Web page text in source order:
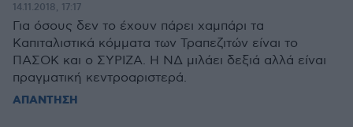
14.11.2018, 17:17
Για όσους δεν το έχουν πάρει χαμπάρι τα
Καπιταλιστικά κόμματα των Τραπεζιτών είναι το
ΠΑΣΟΚ και ο ΣΥΡΙΖΑ. Η ΝΔ μιλάει δεξιά αλλά είναι
πραγματική κεντροαριστερά.
ΑΠΑΝΤΗΣΗ